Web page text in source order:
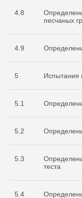
4.8
песчаных
4.9
5 Испытания
5.1
5.2
5.3
теста
5.4